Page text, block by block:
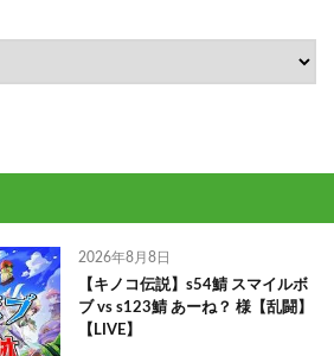
2026年8月8日
【キノコ伝説】s54鯖 スマイルボ
ブ vs s123鯖 あーね？ 様【乱闘】
【LIVE】